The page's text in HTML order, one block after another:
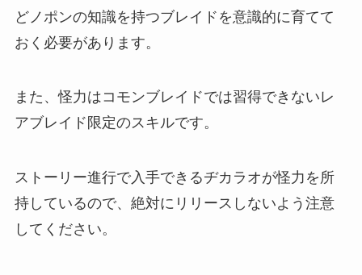
どノポンの知識を持つブレイドを意識的に育てて
おく必要があります。
また、怪力はコモンブレイドでは習得できないレ
アブレイド限定のスキルです。
ストーリー進行で入手できるヂカラオが怪力を所
持しているので、絶対にリリースしないよう注意
してください。